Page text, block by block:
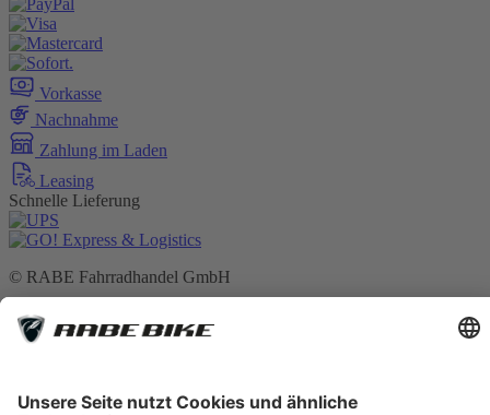
Vorkasse
Nachnahme
Zahlung im Laden
Leasing
Schnelle Lieferung
© RABE Fahrradhandel GmbH
* Alle Preise verstehen sich inkl. gesetzl. MwSt. zzgl. ggf.
Versandkosten